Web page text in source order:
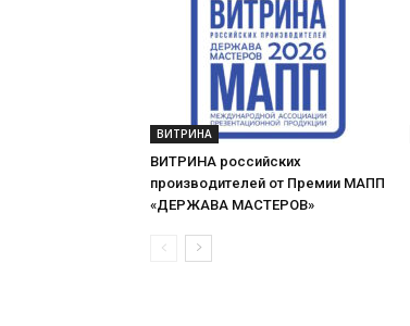
ВИТРИНА
ВИТРИНА российских
производителей от Премии МАПП
«ДЕРЖАВА МАСТЕРОВ»